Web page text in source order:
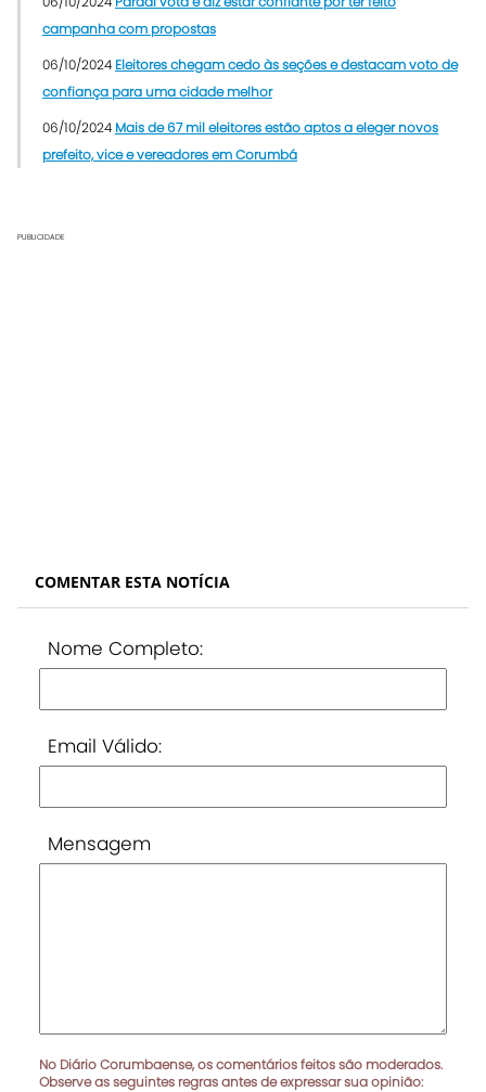
campanha com propostas
06/10/2024 Eleitores chegam cedo às seções e destacam voto de
confiança para uma cidade melhor
06/10/2024 Mais de 67 mil eleitores estão aptos a eleger novos
prefeito, vice e vereadores em Corumbá
PUBLICIDADE
COMENTAR ESTA NOTÍCIA
Nome Completo:
Email Válido:
Mensagem
No Diário Corumbaense, os comentários feitos são moderados.
Observe as seguintes regras antes de expressar sua opinião: